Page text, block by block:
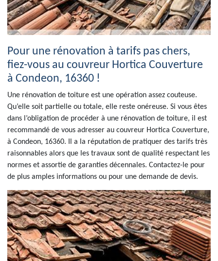
Pour une rénovation à tarifs pas chers,
fiez-vous au couvreur Hortica Couverture
à Condeon, 16360 !
Une rénovation de toiture est une opération assez couteuse.
Qu’elle soit partielle ou totale, elle reste onéreuse. Si vous êtes
dans l’obligation de procéder à une rénovation de toiture, il est
recommandé de vous adresser au couvreur Hortica Couverture,
à Condeon, 16360. Il a la réputation de pratiquer des tarifs très
raisonnables alors que les travaux sont de qualité respectant les
normes et assortie de garanties décennales. Contactez-le pour
de plus amples informations ou pour une demande de devis.